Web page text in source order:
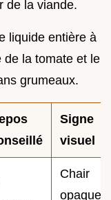
de la viande.
liquide entière à
de la tomate et le
grumeaux.
Signe
visuel
Chair
opaque